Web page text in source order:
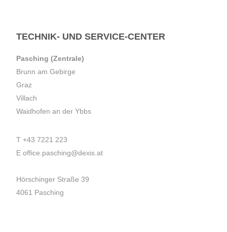
TECHNIK- UND SERVICE-CENTER
Pasching (Zentrale)
Brunn am Gebirge
Graz
Villach
Waidhofen an der Ybbs
T +43 7221 223
E office.pasching@dexis.at
Hörschinger Straße 39
4061 Pasching